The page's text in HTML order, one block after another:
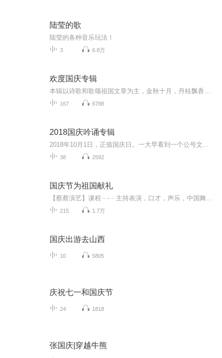
陆莹的歌
陆莹的各种音乐玩法！
3 6.8万
欢度国庆专辑
167 6788
2018国庆吟诵专辑
38 2592
国庆节为祖国献礼
215 1.7万
国庆出游去山西
10 5805
庆祝七一和国庆节
24 1818
张国庆|穿越牛熊